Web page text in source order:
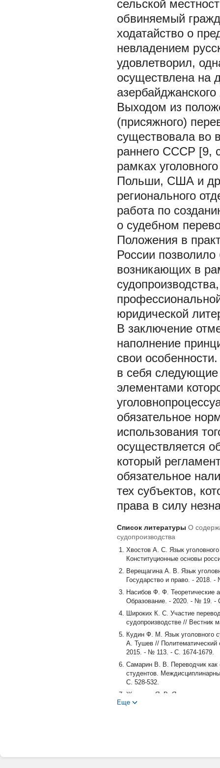
сельской
обвиняемый
ходатайство о
невладением
удовлетворил,
осуществлена на
Выходом из
(присяжного)
существовала во
раннего СССР [9,
рамках
Польши, США и
регионального
работа по
о судебном
Положения в
России
возникающих в
юридической
В заключение
наполнение
свои
в себя
элементами
обязательное
использования
осуществляется
который
обязательное
тех субъектов,
права в силу
Список литературы О
судопроизводства
Хвостов А. С. Язык
Конституционные основы
Верещагина А. В. Язык
Государство и право. - 2018.
Насибов Ф. Ф. Теоретические
Образование. - 2020. - № 19. -
Широких К. С. Участие
судопроизводстве // Вестник
Кудин Ф. М. Язык уголовного
А. Тушев // Политематический
2015. - № 113. - С. 1674-1679.
Самарин В. В. Переводчик как
студентов.
С. 528-532.
Жданова Я. В. Язык
экономики: мат-лы X
Еще